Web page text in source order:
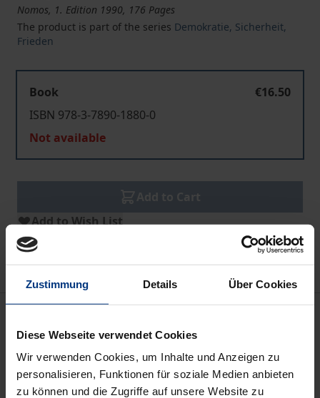
Zustimmung Details Über Cookies
Diese Webseite verwendet Cookies
Wir verwenden Cookies, um Inhalte und Anzeigen zu
personalisieren, Funktionen für soziale Medien anbieten
zu können und die Zugriffe auf unsere Website zu
Nomos, 1. Edition 1990, 176 Pages
The product is part of the series Demokratie, Sicherheit,
Frieden
Book
€16.50
ISBN 978-3-7890-1880-0
Not available
Add to Cart
Add to Wish List
Delivery cost notice
Edition
1